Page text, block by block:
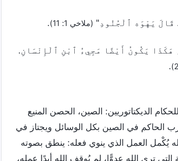
قَالَ يَهْوَه ٱلْجُنُودِ" (ملاخي 1: 11) .
يَكُونُ أَيْضًا مَجِيءُ ٱبْنِ ٱلْإِنْسَانِ.
.
الديكتاتوريين: الصين، الحصن المنيع
الحاكم في الصين بكل الوسائل ويجتاز في
يُكْمل العمل الذي ينوي فعله: ينطق بصوته
ترى الله عدوًّا، لم يُوقِف الله أبدًا عمله،